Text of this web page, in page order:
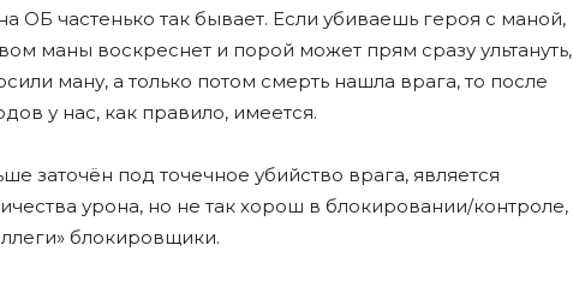
ОБ частенько так бывает. Если убиваешь героя с маной,
маны воскреснет и порой может прям сразу ультануть,
ману, а только потом смерть нашла врага, то после
у нас, как правило, имеется.
заточён под точечное убийство врага, является
урона, но не так хорош в блокировании/контроле,
блокировщики.